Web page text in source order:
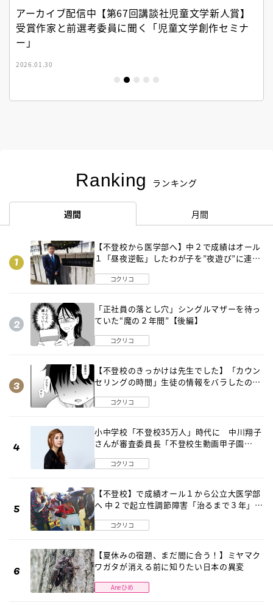
アーカイブ配信中【第67回講談社児童文学新人賞】
受賞作家と前選考委員に聞く「児童文学創作セミナ
ー」
2026.01.30
Ranking ランキング
週間 月間
【不登校から医学部へ】中２で成績はオール
１「昼夜逆転」したわが子を”夜遊び”に連れ
コクリコ
「正社員の落とし穴」シングルマザーを待っ
ていた“魔の２年間”【後編】
コクリコ
【不登校のきっかけは先生でした】「カウン
セリングの時間」生徒の情報をバラしたの
コクリコ
小中学校「不登校35万人」時代に 中川翔子
さんが審査委員長「不登校生動画甲子園
コクリコ
【不登校】で成績オール１から公立大医学部
へ 中２で起立性調節障害「治るまで３年」の
コクリコ
【夏休みの宿題、まだ間に合う！】ミヤマク
ワガタが消える前に知りたい日本の異変
Aneひめ